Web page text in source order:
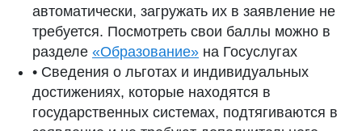
автоматически, загружать их в заявление не
требуется. Посмотреть свои баллы можно в
разделе «Образование» на Госуслугах
• Сведения о льготах и индивидуальных
достижениях, которые находятся в
государственных системах, подтягиваются в